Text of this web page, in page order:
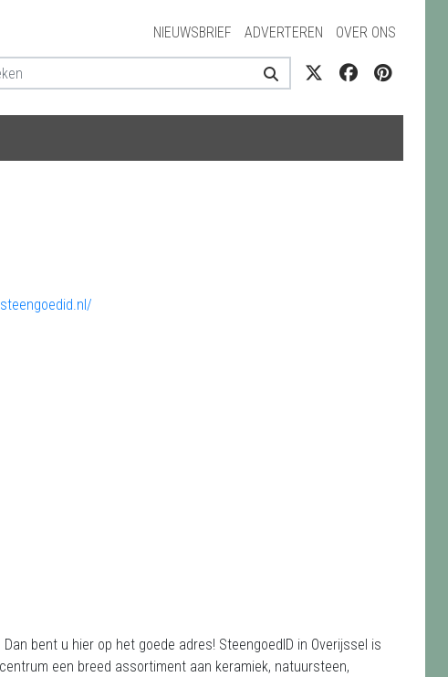
NIEUWSBRIEF ADVERTEREN OVER ONS
bent u hier op het goede adres! SteengoedID in Overijssel is
een breed assortiment aan keramiek, natuursteen,